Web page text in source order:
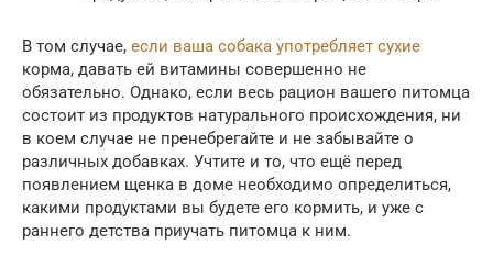
В том случае, если ваша собака употребляет сухие
корма, давать ей витамины совершенно не
обязательно. Однако, если весь рацион вашего питомца
состоит из продуктов натурального происхождения, ни
в коем случае не пренебрегайте и не забывайте о
различных добавках. Учтите и то, что ещё перед
появлением щенка в доме необходимо определиться,
какими продуктами вы будете его кормить, и уже с
раннего детства приучать питомца к ним.